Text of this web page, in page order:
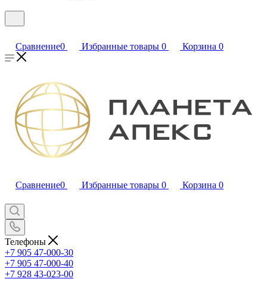
Сравнение0 Избранные товары 0 Корзина 0
Сравнение0 Избранные товары 0 Корзина 0
Телефоны
+7 905 47-000-30
+7 905 47-000-40
+7 928 43-023-00